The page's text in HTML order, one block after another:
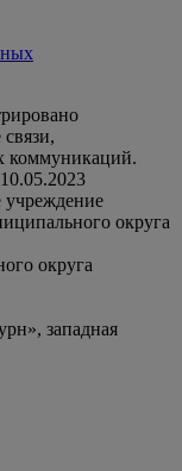
коммуникаций.
округа
округа
западная